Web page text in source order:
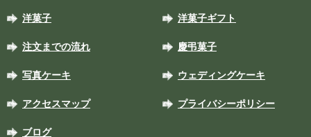
洋菓子 洋菓子ギフト
注文までの流れ 慶弔菓子
写真ケーキ ウェディングケーキ
アクセスマップ プライバシーポリシー
ブログ